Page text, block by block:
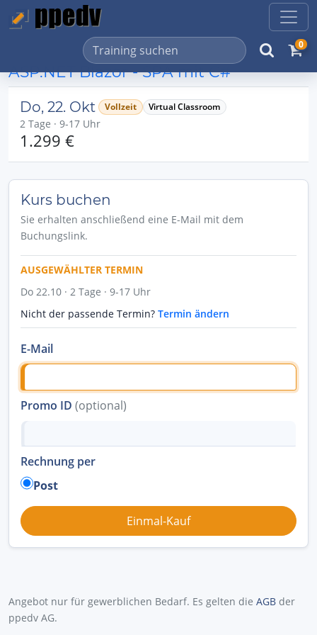
0
ASP.NET Blazor - SPA mit C#
Do, 22. Okt Vollzeit Virtual Classroom
2 Tage · 9-17 Uhr
1.299 €
Kurs buchen
Sie erhalten anschließend eine E-Mail mit dem
Buchungslink.
AUSGEWÄHLTER TERMIN
Do 22.10 · 2 Tage · 9-17 Uhr
Nicht der passende Termin? Termin ändern
E-Mail
Promo ID (optional)
Rechnung per
Post
Angebot nur für gewerblichen Bedarf. Es gelten die AGB der
ppedv AG.